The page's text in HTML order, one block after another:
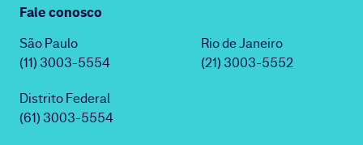
Fale conosco
São Paulo
(11) 3003-5554
Rio de Janeiro
(21) 3003-5552
Distrito Federal
(61) 3003-5554